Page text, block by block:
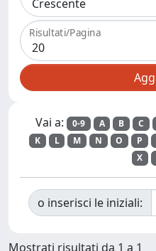
Risultati/Pagina
Vai a: 0-9 A B C
K
L M N O P
X
o inserisci le iniziali:
Mostrati risultati da 1 a 1